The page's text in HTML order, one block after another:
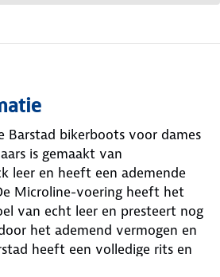
Barstad bikerboots voor dames
is gemaakt van
leer en heeft een ademende
Microline-voering heeft het
van echt leer en presteert nog
het ademend vermogen en
heeft een volledige rits en